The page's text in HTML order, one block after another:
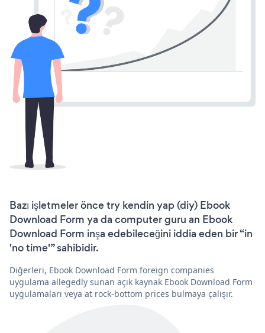
Bazı işletmeler önce try kendin yap (diy) Ebook
Download Form ya da computer guru an Ebook
Download Form inşa edebileceğini iddia eden bir “in
'no time'” sahibidir.
Diğerleri, Ebook Download Form foreign companies
uygulama allegedly sunan açık kaynak Ebook Download Form
uygulamaları veya at rock-bottom prices bulmaya çalışır.